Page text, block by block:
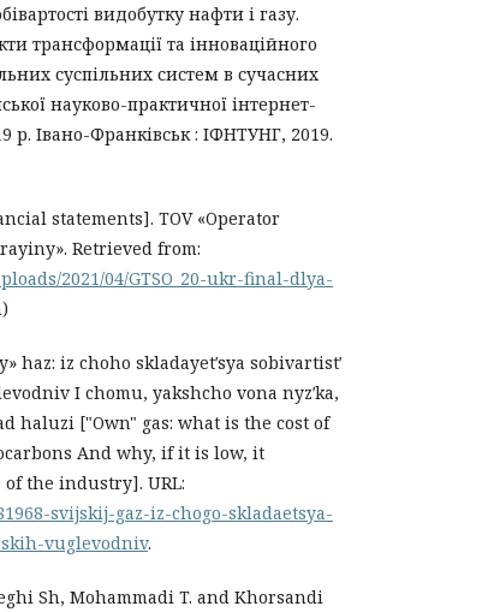
видобутку нафти і газу.
трансформації та інноваційного
суспільних систем в сучасних
науково-практичної інтернет-
р. Івано-Франківськ : ІФНТУНГ, 2019.
statements]. TOV «Operator
Retrieved from:
2021/04/GTSO_20-ukr-final-dlya-
haz: iz choho skladayetʹsya sobivartistʹ
I chomu, yakshcho vona nyzʹka,
haluzi ["Own" gas: what is the cost of
And why, if it is low, it
the industry]. URL:
svijskij-gaz-iz-chogo-skladaetsya-
vuglevodniv.
Sh, Mohammadi T. and Khorsandi